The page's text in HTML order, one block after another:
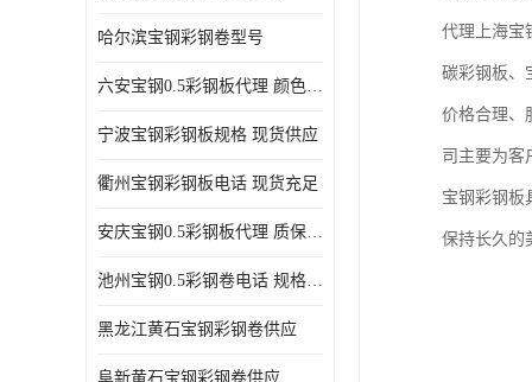
哈尔滨宝钢彩钢卷型号
六安宝钢0.5彩钢板代理 颜色定制
宁波宝钢彩钢板规格 现货供应
衢州宝钢彩钢板电话 现货充足
安庆宝钢0.5彩钢板代理 质保十年起
池州宝钢0.5彩钢卷电话 规格多样
黑龙江黄石宝钢彩钢卷供应
阜新黄石宝钢彩钢卷供应
代理上海宝
碳彩钢板、
价格合理、
司主要为客
宝钢彩钢板
保持长久的